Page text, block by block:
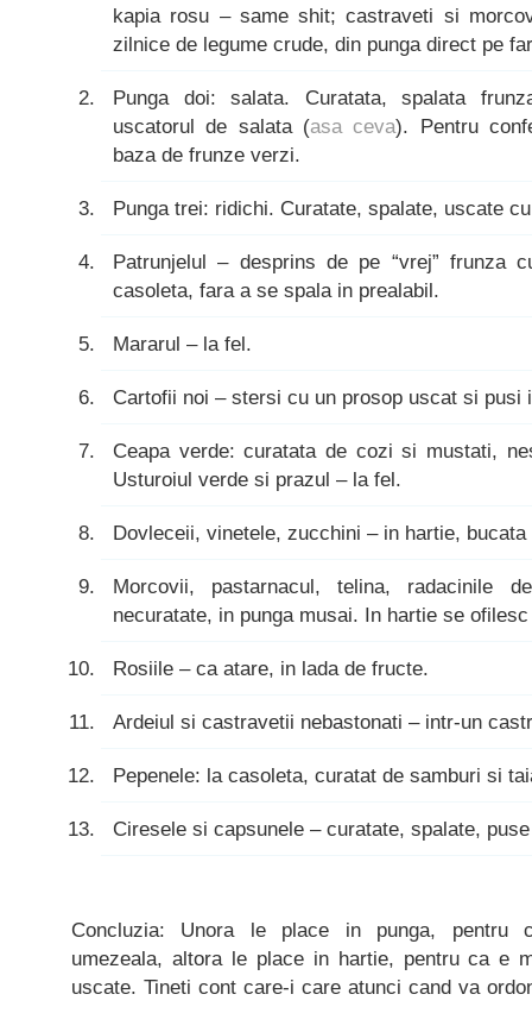
kapia rosu – same shit; castraveti si
zilnice de legume crude, din punga direct pe
Punga doi: salata. Curatata, spalata
uscatorul de salata (asa ceva). Pentru
baza de frunze verzi.
Punga trei: ridichi. Curatate, spalate, uscate
Patrunjelul – desprins de pe “vrej” frunza
casoleta, fara a se spala in prealabil.
Mararul – la fel.
Cartofii noi – stersi cu un prosop uscat si pusi
Ceapa verde: curatata de cozi si mustati,
Usturoiul verde si prazul – la fel.
Dovleceii, vinetele, zucchini – in hartie,
Morcovii, pastarnacul, telina, radacinile
necuratate, in punga musai. In hartie se
Rosiile – ca atare, in lada de fructe.
Ardeiul si castravetii nebastonati – intr-un
Pepenele: la casoleta, curatat de samburi si
Ciresele si capsunele – curatate, spalate,
Concluzia: Unora le place in punga, pentru
umezeala, altora le place in hartie, pentru ca e
uscate. Tineti cont care-i care atunci cand va